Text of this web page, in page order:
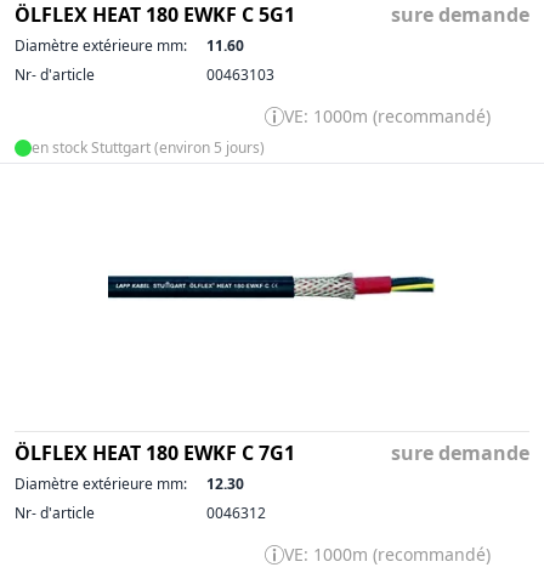
ÖLFLEX HEAT 180 EWKF C 5G1 sure demande
Diamètre extérieure mm:
11.60
Nr- d'article
00463103
VE: 1000m (recommandé)
en stock Stuttgart (environ 5 jours)
ÖLFLEX HEAT 180 EWKF C 7G1 sure demande
Diamètre extérieure mm:
12.30
Nr- d'article
0046312
VE: 1000m (recommandé)